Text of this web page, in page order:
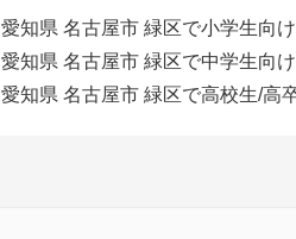
愛知県 名古屋市 緑区で小学生向
愛知県 名古屋市 緑区で中学生向
愛知県 名古屋市 緑区で高校生/高